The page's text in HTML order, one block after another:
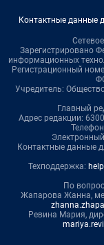
Контактные данные
Зарегистрировано
информационных
Регистрационный
Учредитель:
Главный
Адрес редакции:
Контактные данные
Техподдержка:
По
Жапарова Жанна,
Ревина Мария,